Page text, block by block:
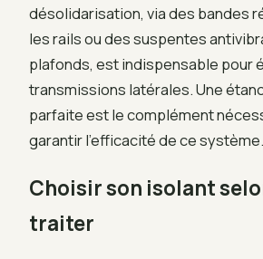
désolidarisation, via des bandes
les rails ou des suspentes
plafonds, est indispensable pour
transmissions latérales. Une
parfaite est le complément
garantir l’efficacité de ce système.
Choisir son isolant
traiter